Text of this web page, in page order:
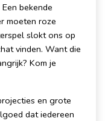
bekende
moeten roze
slokt ons op
vinden. Want die
Kom je
en grote
dat iedereen